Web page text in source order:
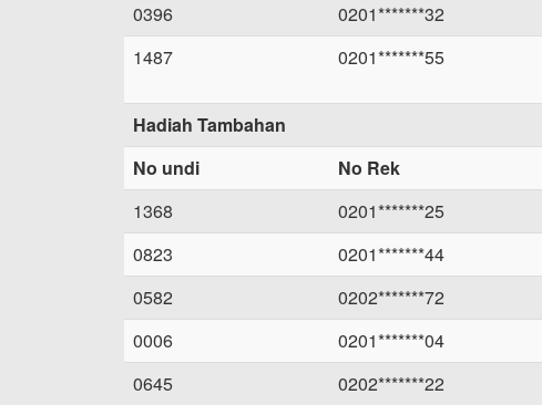
0396
0201*******32
1487
0201*******55
Hadiah Tambahan
No undi
No Rek
1368
0201*******25
0823
0201*******44
0582
0202*******72
0006
0201*******04
0645
0202*******22